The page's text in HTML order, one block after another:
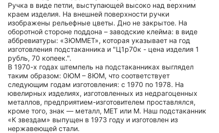
Ручка в виде петли, выступающей высоко над верхним
краем изделия. На внешней поверхности ручки
изображены рельефные цветы. Дно не закрытое. На
оборотной стороне поддона – заводские клейма: в виде
аббревиатуры: «3ЮММЕТ», которая указывает на год
изготовления подстаканника и "Ц1р70к - цена изделия 1
рубль, 70 копеек.".
В 1970-х годах штемпель на подстаканниках выглядел
таким образом: 0ЮM – 8ЮM, что соответствует
следующим годам изготовления: с 1970 по 1978. На
ювелирных изделиях, изготовленных из недрагоценных
металлов, предприятием-изготовителем проставлялся,
кроме того, знак — металл, МЕТ или М. Наш подстаканник
«К звездам» выпущен в 1973 году и изготовлен из
нержавеющей стали.